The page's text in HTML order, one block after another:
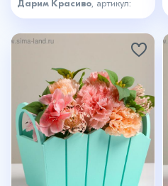
Дарим Красиво , артикул:
4649983